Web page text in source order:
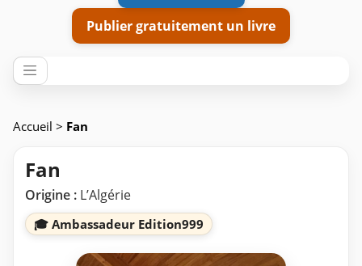
Publier gratuitement un livre
Accueil > Fan
Fan
Origine : L’Algérie
🎓 Ambassadeur Edition999